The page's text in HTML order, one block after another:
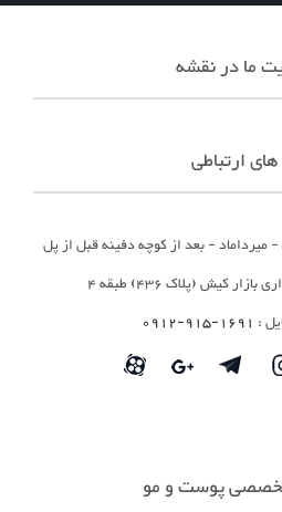
ما در نقشه
های ارتباطی
- بعد از کوچه دفینه قبل از پل
کیش (پلاک 436) طبقه 4
:
1691-915-0912
تخصصی پوست و مو